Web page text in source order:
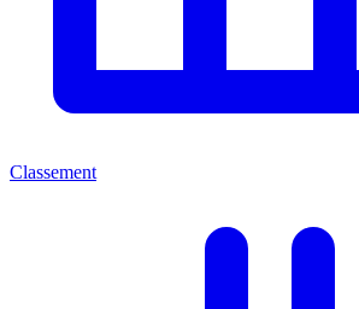
Classement